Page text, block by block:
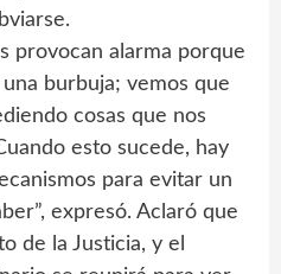
provocan alarma porque
burbuja; vemos que
cosas que nos
esto sucede, hay
para evitar un
expresó. Aclaró que
de la Justicia, y el